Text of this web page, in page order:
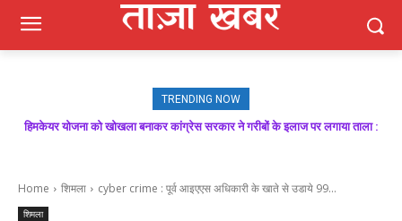
TRENDING NOW
हिमकेयर योजना को खोखला बनाकर कांग्रेस सरकार ने गरीबों के इलाज पर लगाया ताला :
Home शिमला cyber crime : पूर्व आइएएस अधिकारी के खाते से उडाये 99...
शिमला